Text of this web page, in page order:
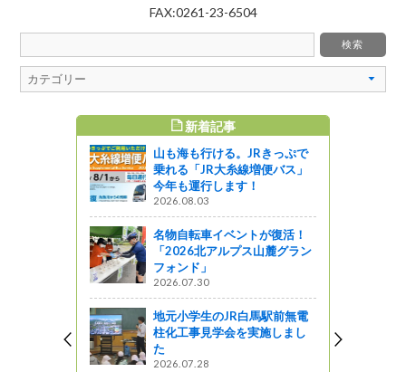
FAX:0261-23-6504
も行ける。JRきっぷで
「JR大糸線増便バス」
転車イベントが復活！
北アルプス山麓グラン
学生のJR白馬駅前無電
事見学会を実施しまし
絶景ブランコ・湖畔カフェ・
透明度抜群ＳＵＰを体験して
きました！（②青木湖カフ
2025.12.01
【北アルプス紅葉情報🍁】秋
2023.10.19
山も海も行ける。JRきっぷで
乗れる「JR大糸線増便バス」